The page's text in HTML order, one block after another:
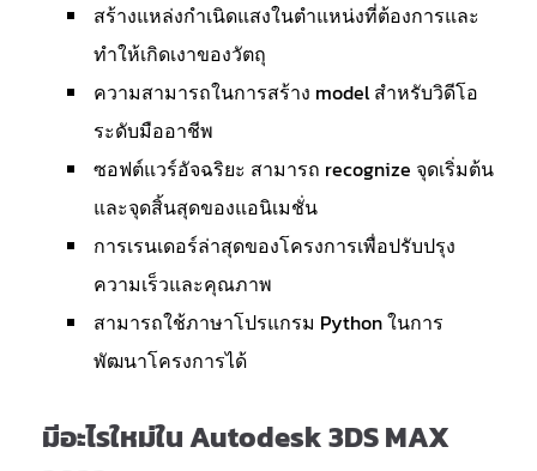
สร้างแหล่งกำเนิดแสงในตำแหน่งที่ต้องการและ
ทำให้เกิดเงาของวัตถุ
ความสามารถในการสร้าง model สำหรับวิดีโอ
ระดับมืออาชีพ
ซอฟต์แวร์อัจฉริยะ สามารถ recognize จุดเริ่มต้น
และจุดสิ้นสุดของแอนิเมชั่น
การเรนเดอร์ล่าสุดของโครงการเพื่อปรับปรุง
ความเร็วและคุณภาพ
สามารถใช้ภาษาโปรแกรม Python ในการ
พัฒนาโครงการได้
มีอะไรใหม่ใน Autodesk 3DS MAX